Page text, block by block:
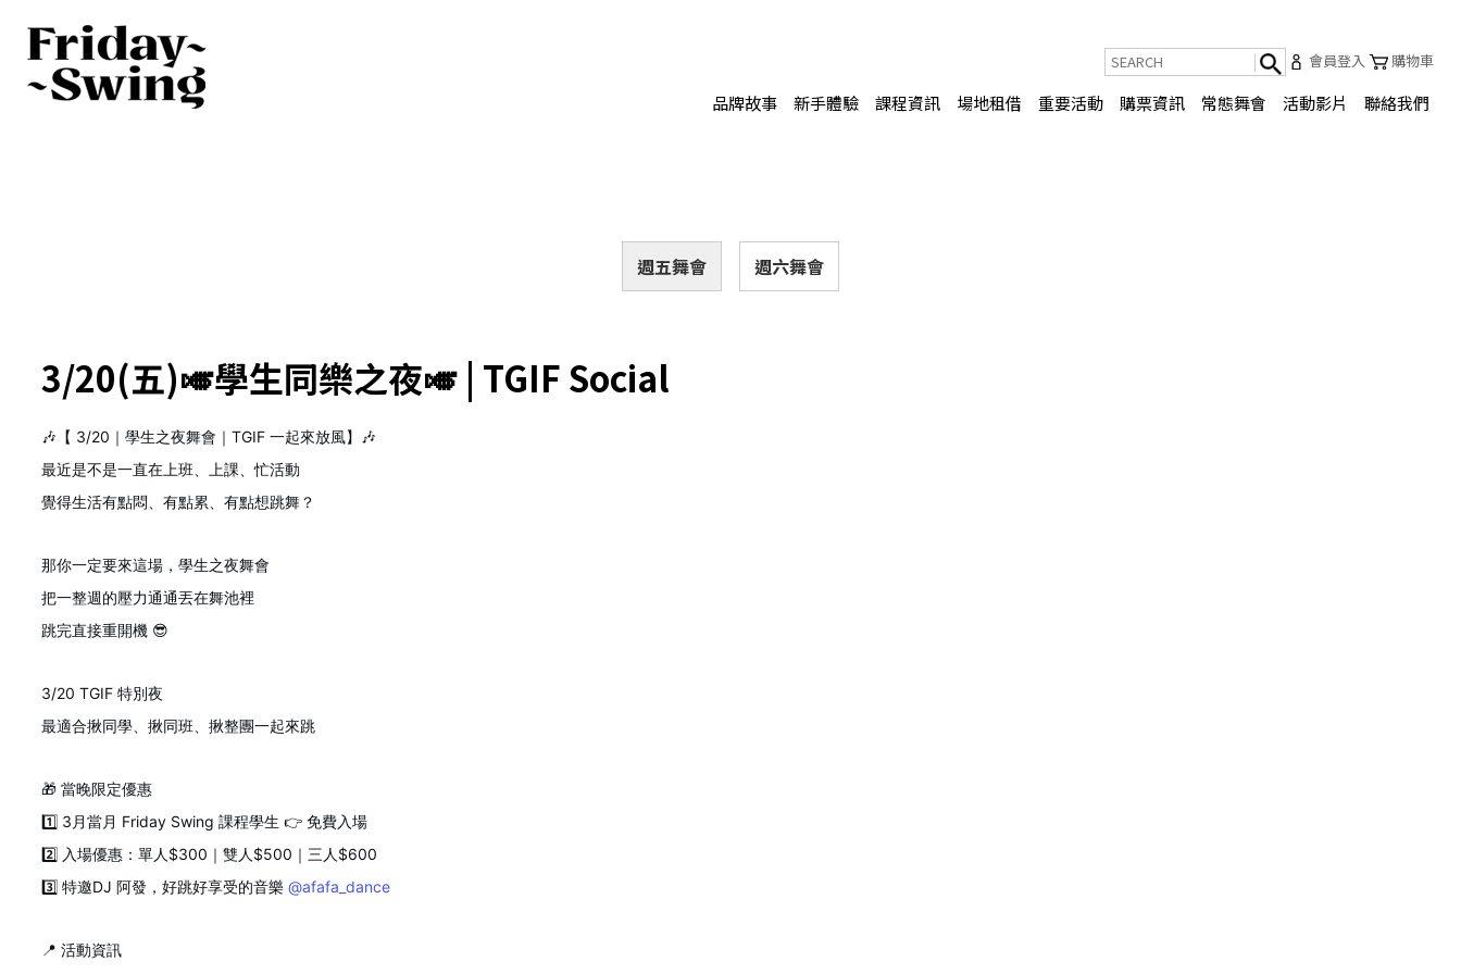
會員登入 購物車
品牌故事 新手體驗 課程資訊 場地租借 重要活動 購票資訊 常態舞會 活動影片 聯絡我們
週五舞會 週六舞會
3/20(五)🎺學生同樂之夜🎺 | TGIF Social
🎶【 3/20｜學生之夜舞會｜TGIF 一起來放風】🎶
最近是不是一直在上班、上課、忙活動
覺得生活有點悶、有點累、有點想跳舞？
那你一定要來這場，學生之夜舞會
把一整週的壓力通通丟在舞池裡
跳完直接重開機 😎
3/20 TGIF 特別夜
最適合揪同學、揪同班、揪整團一起來跳
🎁 當晚限定優惠
1️⃣ 3月當月 Friday Swing 課程學生 👉 免費入場
2️⃣ 入場優惠：單人$300｜雙人$500｜三人$600
3️⃣ 特邀DJ 阿發，好跳好享受的音樂 @afafa_dance
📍 活動資訊